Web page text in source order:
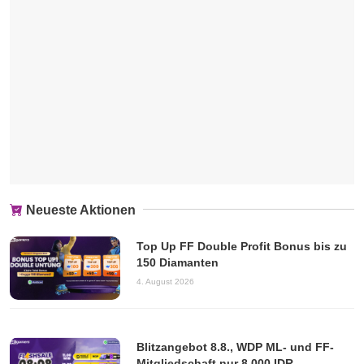
Neueste Aktionen
Top Up FF Double Profit Bonus bis zu
150 Diamanten
4. August 2026
Blitzangebot 8.8., WDP ML- und FF-